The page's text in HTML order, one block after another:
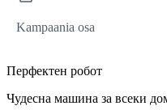
Kampaania osa
Перфектен робот
Чудесна машина за всеки